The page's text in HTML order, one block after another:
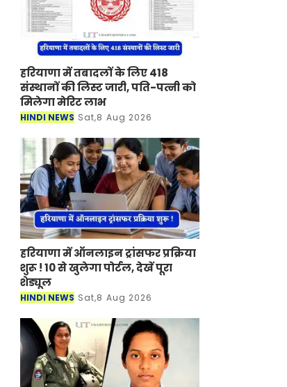
हरियाणा में तबादलों के लिए 418
संस्थानों की लिस्ट जारी, पति-पत्नी को
मिलेगा मेरिट लाभ
HINDI NEWS Sat,8 Aug 2026
हरियाणा में ऑनलाइन ट्रांसफर प्रक्रिया
शुरू ! 10 से खुलेगा पोर्टल, देखें पूरा
शेड्यूल
HINDI NEWS Sat,8 Aug 2026